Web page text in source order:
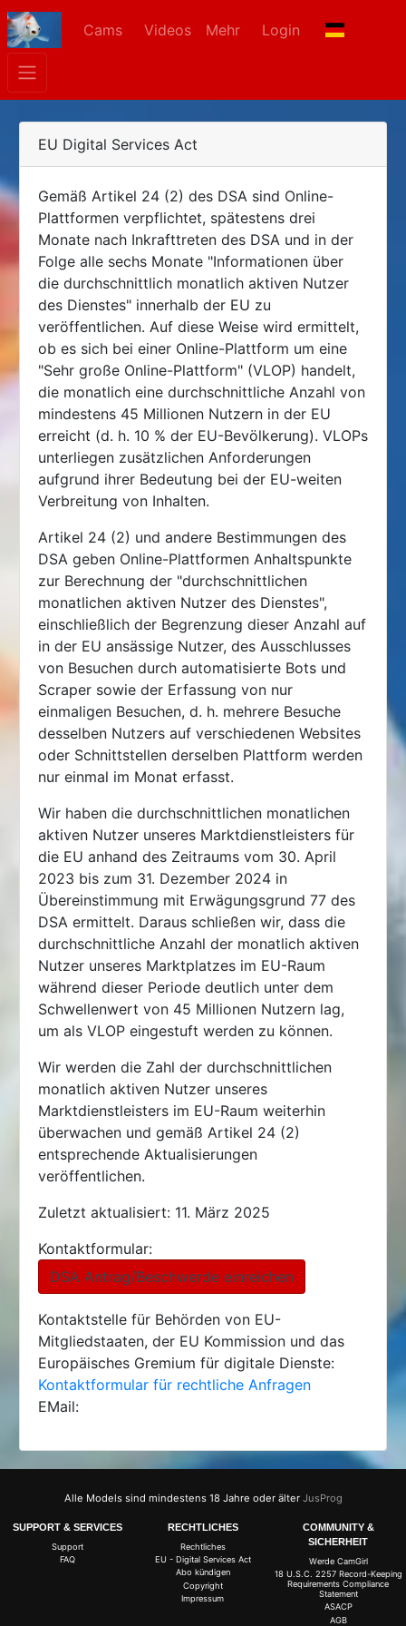
Cams Videos Mehr Login
EU Digital Services Act
Gemäß Artikel 24 (2) des DSA sind Online-
Plattformen verpflichtet, spätestens drei
Monate nach Inkrafttreten des DSA und in der
Folge alle sechs Monate "Informationen über
die durchschnittlich monatlich aktiven Nutzer
des Dienstes" innerhalb der EU zu
veröffentlichen. Auf diese Weise wird ermittelt,
ob es sich bei einer Online-Plattform um eine
"Sehr große Online-Plattform" (VLOP) handelt,
die monatlich eine durchschnittliche Anzahl von
mindestens 45 Millionen Nutzern in der EU
erreicht (d. h. 10 % der EU-Bevölkerung). VLOPs
unterliegen zusätzlichen Anforderungen
aufgrund ihrer Bedeutung bei der EU-weiten
Verbreitung von Inhalten.
Artikel 24 (2) und andere Bestimmungen des
DSA geben Online-Plattformen Anhaltspunkte
zur Berechnung der "durchschnittlichen
monatlichen aktiven Nutzer des Dienstes",
einschließlich der Begrenzung dieser Anzahl auf
in der EU ansässige Nutzer, des Ausschlusses
von Besuchen durch automatisierte Bots und
Scraper sowie der Erfassung von nur
einmaligen Besuchen, d. h. mehrere Besuche
desselben Nutzers auf verschiedenen Websites
oder Schnittstellen derselben Plattform werden
nur einmal im Monat erfasst.
Wir haben die durchschnittlichen monatlichen
aktiven Nutzer unseres Marktdienstleisters für
die EU anhand des Zeitraums vom 30. April
2023 bis zum 31. Dezember 2024 in
Übereinstimmung mit Erwägungsgrund 77 des
DSA ermittelt. Daraus schließen wir, dass die
durchschnittliche Anzahl der monatlich aktiven
Nutzer unseres Marktplatzes im EU-Raum
während dieser Periode deutlich unter dem
Schwellenwert von 45 Millionen Nutzern lag,
um als VLOP eingestuft werden zu können.
Wir werden die Zahl der durchschnittlichen
monatlich aktiven Nutzer unseres
Marktdienstleisters im EU-Raum weiterhin
überwachen und gemäß Artikel 24 (2)
entsprechende Aktualisierungen
veröffentlichen.
Zuletzt aktualisiert: 11. März 2025
Kontaktformular:
DSA Antrag/Beschwerde einreichen
Kontaktstelle für Behörden von EU-
Mitgliedstaaten, der EU Kommission und das
Europäisches Gremium für digitale Dienste:
Kontaktformular für rechtliche Anfragen
EMail:
Alle Models sind mindestens 18 Jahre oder älter JusProg
SUPPORT & SERVICES
Support
FAQ
RECHTLICHES
Rechtliches
EU - Digital Services Act
Abo kündigen
Copyright
Impressum
COMMUNITY &
SICHERHEIT
Werde CamGirl
18 U.S.C. 2257 Record-Keeping
Requirements Compliance
Statement
ASACP
AGB